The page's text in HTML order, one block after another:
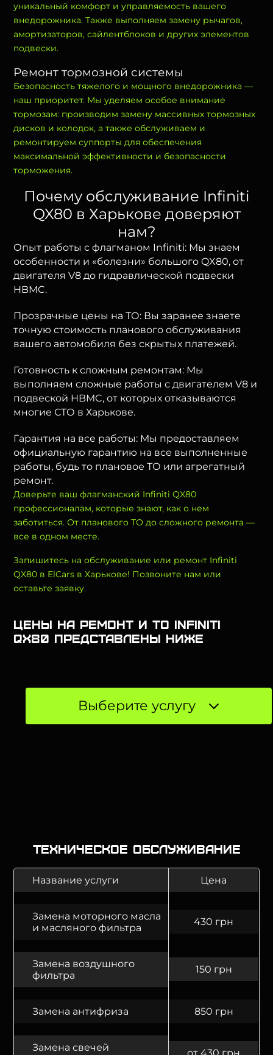
уникальный комфорт и управляемость вашего
внедорожника. Также выполняем замену рычагов,
амортизаторов, сайлентблоков и других элементов
подвески.
Ремонт тормозной системы
Безопасность тяжелого и мощного внедорожника —
наш приоритет. Мы уделяем особое внимание
тормозам: производим замену массивных тормозных
дисков и колодок, а также обслуживаем и
ремонтируем суппорты для обеспечения
максимальной эффективности и безопасности
торможения.
Почему обслуживание Infiniti
QX80 в Харькове доверяют
нам?
Опыт работы с флагманом Infiniti: Мы знаем
особенности и «болезни» большого QX80, от
двигателя V8 до гидравлической подвески
HBMC.
Прозрачные цены на ТО: Вы заранее знаете
точную стоимость планового обслуживания
вашего автомобиля без скрытых платежей.
Готовность к сложным ремонтам: Мы
выполняем сложные работы с двигателем V8 и
подвеской HBMC, от которых отказываются
многие СТО в Харькове.
Гарантия на все работы: Мы предоставляем
официальную гарантию на все выполненные
работы, будь то плановое ТО или агрегатный
ремонт.
Доверьте ваш флагманский Infiniti QX80
профессионалам, которые знают, как о нем
заботиться. От планового ТО до сложного ремонта —
все в одном месте.
Запишитесь на обслуживание или ремонт Infiniti
QX80 в ElCars в Харькове! Позвоните нам или
оставьте заявку.
Цены на ремонт и ТО Infiniti
QX80 представлены ниже
Выберите услугу
Техническое обслуживание
Название услуги Цена
Замена моторного масла
и масляного фильтра
430 грн
Замена воздушного
фильтра
150 грн
Замена антифриза 850 грн
Замена свечей